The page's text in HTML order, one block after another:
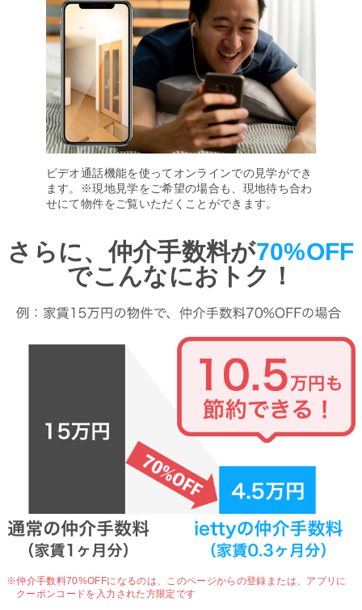
ビデオ通話機能を使ってオンラインでの見学ができ
ます。※現地見学をご希望の場合も、現地待ち合わ
せにて物件をご覧いただくことができます。
さらに、仲介手数料が70%OFF
でこんなにおトク！
※仲介手数料70%OFFになるのは、 このページからの登録または、アプリに
クーポンコードを入力された方限定です